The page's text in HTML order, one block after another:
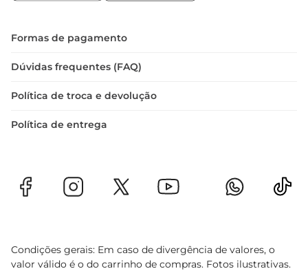
Formas de pagamento
Dúvidas frequentes (FAQ)
Política de troca e devolução
Política de entrega
Condições gerais: Em caso de divergência de valores, o
valor válido é o do carrinho de compras. Fotos ilustrativas.